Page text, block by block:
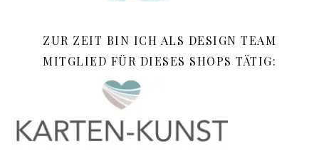
ZUR ZEIT BIN ICH ALS DESIGN TEAM
MITGLIED FÜR DIESES SHOPS TÄTIG: